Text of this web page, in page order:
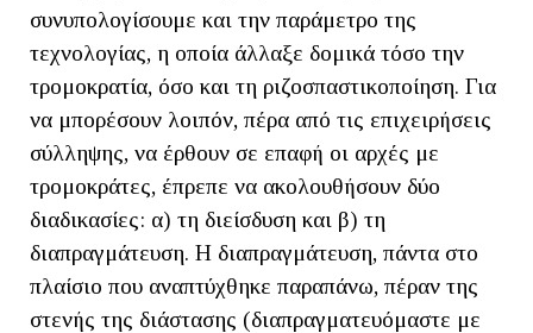
συνυπολογίσουμε και την παράμετρο της
τεχνολογίας, η οποία άλλαξε δομικά τόσο την
τρομοκρατία, όσο και τη ριζοσπαστικοποίηση. Για
να μπορέσουν λοιπόν, πέρα από τις επιχειρήσεις
σύλληψης, να έρθουν σε επαφή οι αρχές με
τρομοκράτες, έπρεπε να ακολουθήσουν δύο
διαδικασίες: α) τη διείσδυση και β) τη
διαπραγμάτευση. Η διαπραγμάτευση, πάντα στο
πλαίσιο που αναπτύχθηκε παραπάνω, πέραν της
στενής της διάστασης (διαπραγματευόμαστε με